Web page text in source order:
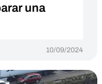
una
10/09/2024